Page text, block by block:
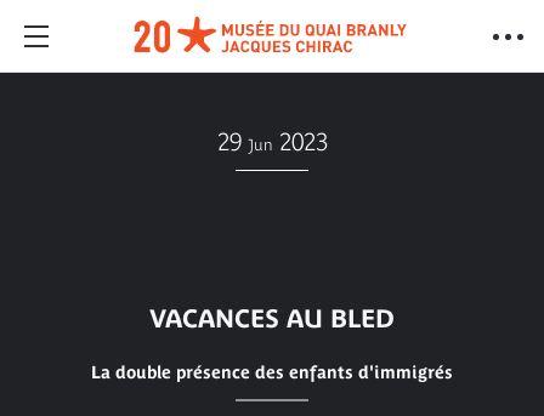
29 Jun 2023
VACANCES AU BLED
La double présence des enfants d'immigrés